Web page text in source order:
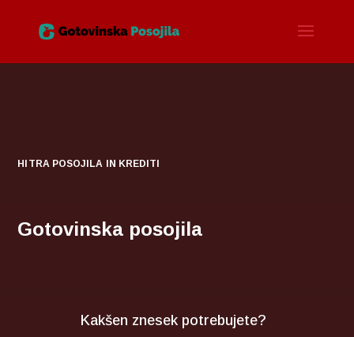
HITRA POSOJILA IN KREDITI
Gotovinska posojila
Kakšen znesek potrebujete?